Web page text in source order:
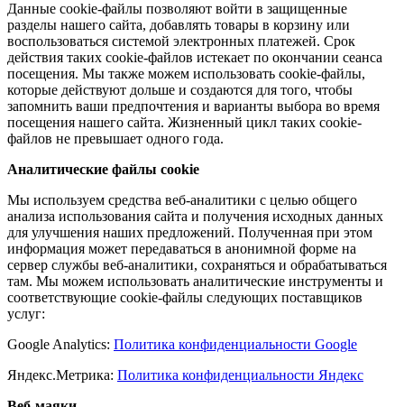
Данные cookie-файлы позволяют войти в защищенные
разделы нашего сайта, добавлять товары в корзину или
воспользоваться системой электронных платежей. Срок
действия таких cookie-файлов истекает по окончании сеанса
посещения. Мы также можем использовать cookie-файлы,
которые действуют дольше и создаются для того, чтобы
запомнить ваши предпочтения и варианты выбора во время
посещения нашего сайта. Жизненный цикл таких cookie-
файлов не превышает одного года.
Аналитические файлы cookie
Мы используем средства веб-аналитики с целью общего
анализа использования сайта и получения исходных данных
для улучшения наших предложений. Полученная при этом
информация может передаваться в анонимной форме на
сервер службы веб-аналитики, сохраняться и обрабатываться
там. Мы можем использовать аналитические инструменты и
соответствующие cookie-файлы следующих поставщиков
услуг:
Google Analytics: Политика конфиденциальности Google
Яндекс.Метрика: Политика конфиденциальности Яндекс